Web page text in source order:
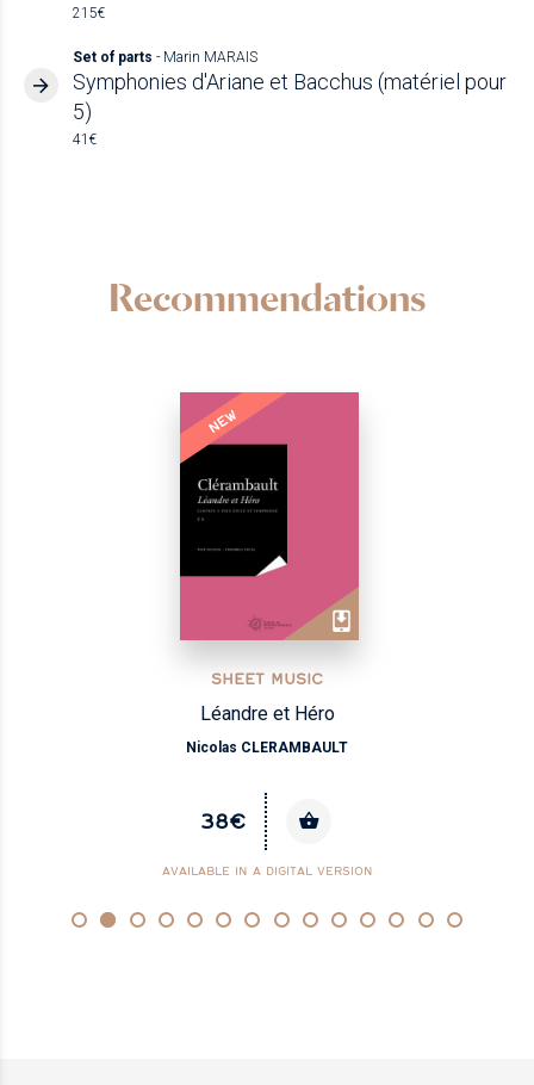
215€
Set of parts - Marin MARAIS
Symphonies d'Ariane et Bacchus (matériel pour
5)
41€
Recommendations
NEW
SHEET MUSIC
Léandre et Héro
Nicolas CLERAMBAULT
38€
AVAILABLE IN A DIGITAL VERSION